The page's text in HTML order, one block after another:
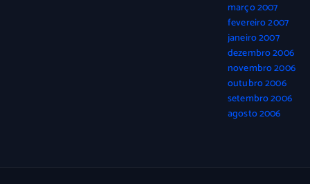
março 2007
fevereiro 2007
janeiro 2007
dezembro 2006
novembro 2006
outubro 2006
setembro 2006
agosto 2006